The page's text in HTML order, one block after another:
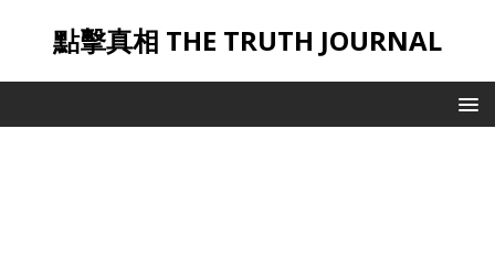
點擊真相 THE TRUTH JOURNAL